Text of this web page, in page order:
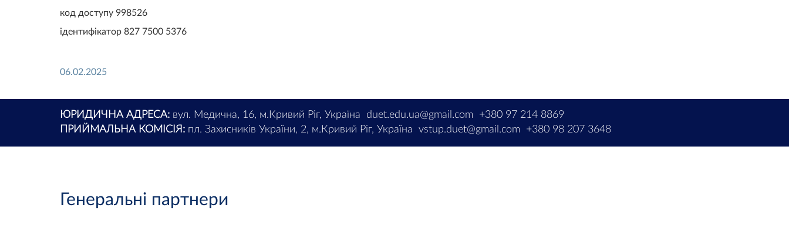
код доступу 998526
ідентифікатор 827 7500 5376
06.02.2025
ЮРИДИЧНА АДРЕСА: вул. Медична, 16, м.Кривий Ріг, Україна duet.edu.ua@gmail.com
+380 97 214 8869
ПРИЙМАЛЬНА КОМІСІЯ: пл. Захисників України, 2, м.Кривий Ріг, Україна vstup.duet@gmail.com +380 98 207 3648
Генеральні партнери